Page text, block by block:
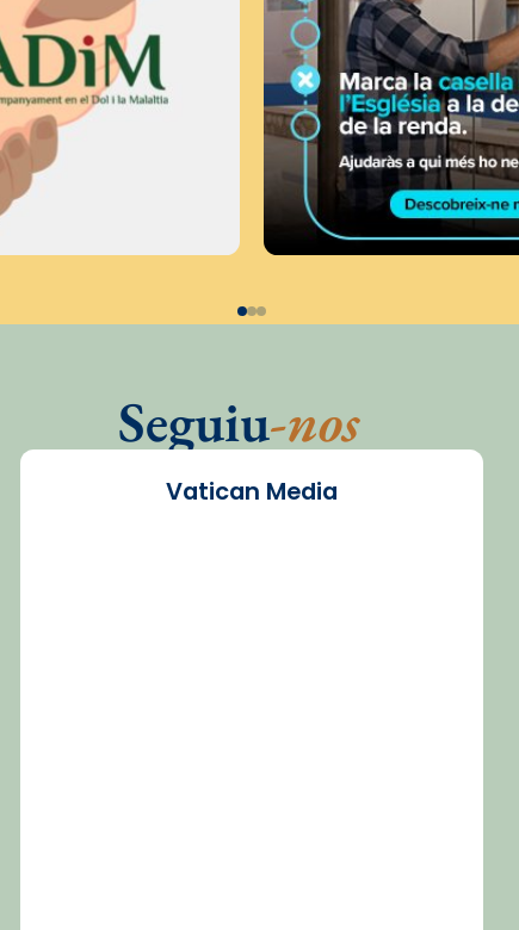
Seguiu-nos
Vatican Media